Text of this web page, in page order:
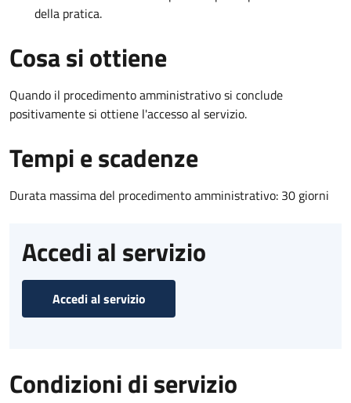
della pratica.
Cosa si ottiene
Quando il procedimento amministrativo si conclude
positivamente si ottiene l'accesso al servizio.
Tempi e scadenze
Durata massima del procedimento amministrativo: 30 giorni
Accedi al servizio
Accedi al servizio
Condizioni di servizio